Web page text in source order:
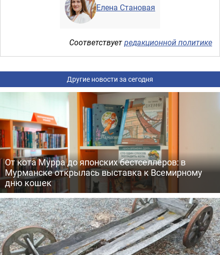
Елена Становая
Соответствуетредакционной политике
Другие новости за сегодня
От кота Мурра до японских бестселлеров: в
Мурманске открылась выставка к Всемирному
дню кошек